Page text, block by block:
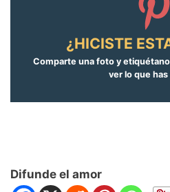
¿HICISTE
Comparte una foto y
ver lo que
Difunde el amor